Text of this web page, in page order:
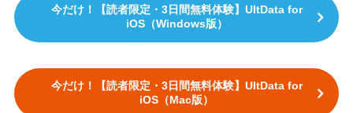
今だけ！【読者限定・3日間無料体験】UltData for
iOS（Windows版）
今だけ！【読者限定・3日間無料体験】UltData for
iOS（Mac版）